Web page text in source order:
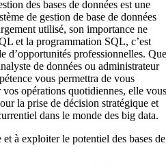
des bases de données est une
de gestion de base de données
utilisé, son importance ne
et la programmation SQL, c’est
d’opportunités professionnelles. Que
de données ou administrateur
vous permettra de vous
opérations quotidiennes, elle vous
la prise de décision stratégique et
dans le monde des big data.
à exploiter le potentiel des bases de